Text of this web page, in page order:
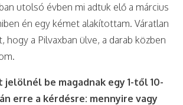
utolsó évben mi adtuk elő a március
én egy kémet alakítottam. Váratlan
hogy a Pilvaxban ülve, a darab közben
be magadnak egy 1-től 10-
erre a kérdésre: mennyire vagy